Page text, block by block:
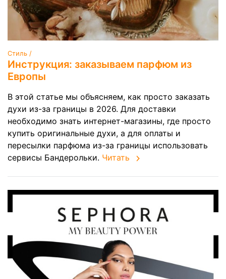
Стиль /
Инструкция: заказываем парфюм из
Европы
В этой статье мы объясняем, как просто заказать
духи из-за границы в 2026. Для доставки
необходимо знать интернет-магазины, где просто
купить оригинальные духи, а для оплаты и
пересылки парфюма из-за границы использовать
сервисы Бандерольки. Читать